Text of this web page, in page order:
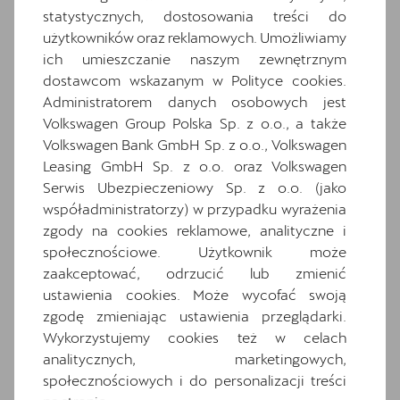
Extended pedestrian protection
Gniazdo 12V z przodu i 230V w bagażniku
Hamulce tarczowe z przodu
Hybrid drive system mHEV
Informacje o oponach
Media System Plus: 12.9-calowy kolorowy
ekran dotykowy
Osłony przeciwsłoneczne kierowcy i
pasażera z zamykanymi i podświetlanymi
lusterkami
Oświetlenie powitalne w lusterkach boczn
ych
Przednie światła przeciwmgielne LED z
funkcją doświetlania zakrętów
Relingi dachowe w kolorze lśniącej czerni
Schowek z funkcją bezprzewodowego
statystycznych, dostosowania treści do
użytkowników oraz reklamowych. Umożliwiamy
ich umieszczanie naszym zewnętrznym
dostawcom wskazanym w Polityce cookies.
Administratorem danych osobowych jest
Volkswagen Group Polska Sp. z o.o., a także
Volkswagen Bank GmbH Sp. z o.o., Volkswagen
Leasing GmbH Sp. z o.o. oraz Volkswagen
Serwis Ubezpieczeniowy Sp. z o.o. (jako
współadministratorzy) w przypadku wyrażenia
zgody na cookies reklamowe, analityczne i
społecznościowe. Użytkownik może
zaakceptować, odrzucić lub zmienić
ustawienia cookies. Może wycofać swoją
zgodę zmieniając ustawienia przeglądarki.
Wykorzystujemy cookies też w celach
analitycznych, marketingowych,
społecznościowych i do personalizacji treści